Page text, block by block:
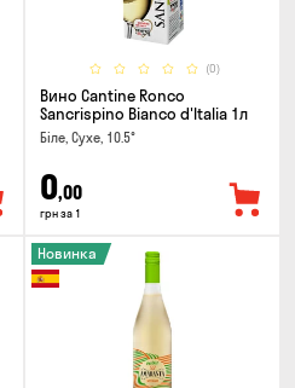
(0)
Вино Cantine Ronco
Sancrispino Bianco d'Italia 1л
Біле, Сухе, 10.5°
0,00
грн за 1
Новинка